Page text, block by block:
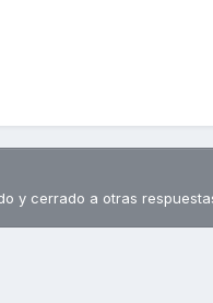
y cerrado a otras